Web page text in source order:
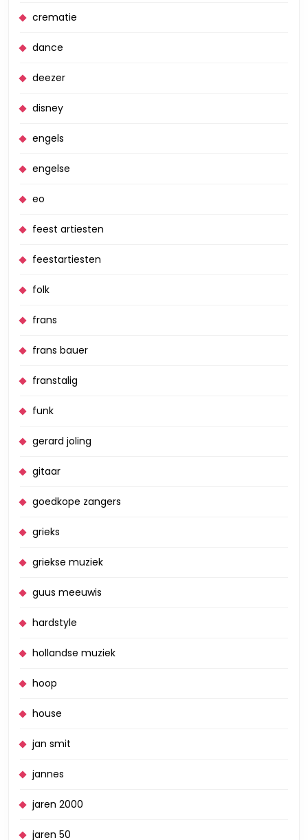
crematie
dance
deezer
disney
engels
engelse
eo
feest artiesten
feestartiesten
folk
frans
frans bauer
franstalig
funk
gerard joling
gitaar
goedkope zangers
grieks
griekse muziek
guus meeuwis
hardstyle
hollandse muziek
hoop
house
jan smit
jannes
jaren 2000
jaren 50